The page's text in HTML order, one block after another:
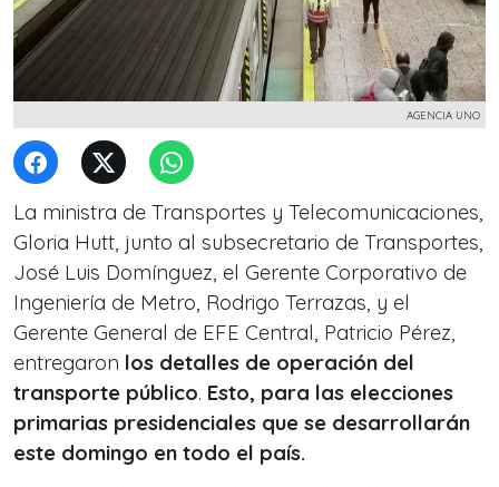
AGENCIA UNO
La ministra de Transportes y Telecomunicaciones,
Gloria Hutt, junto al subsecretario de Transportes,
José Luis Domínguez, el Gerente Corporativo de
Ingeniería de Metro, Rodrigo Terrazas, y el
Gerente General de EFE Central, Patricio Pérez,
entregaron los detalles de operación del
transporte público. Esto, para las elecciones
primarias presidenciales que se desarrollarán
este domingo en todo el país.